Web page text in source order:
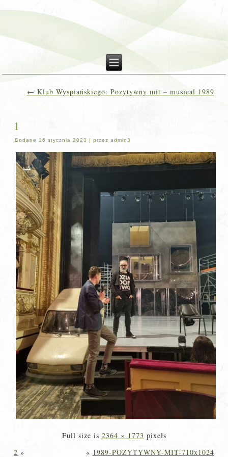
← Klub Wyspiańskiego: Pozytywny mit – musical 1989
1
Dodane 16 stycznia 2023 |przez admin3
Full size is 2364 × 1773 pixels
2 » « 1989-POZYTYWNY-MIT-710x1024